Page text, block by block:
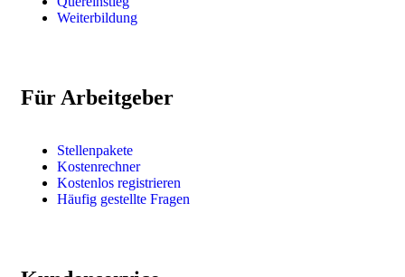
Weiterbildung
Für Arbeitgeber
Stellenpakete
Kostenrechner
Kostenlos registrieren
Häufig gestellte Fragen